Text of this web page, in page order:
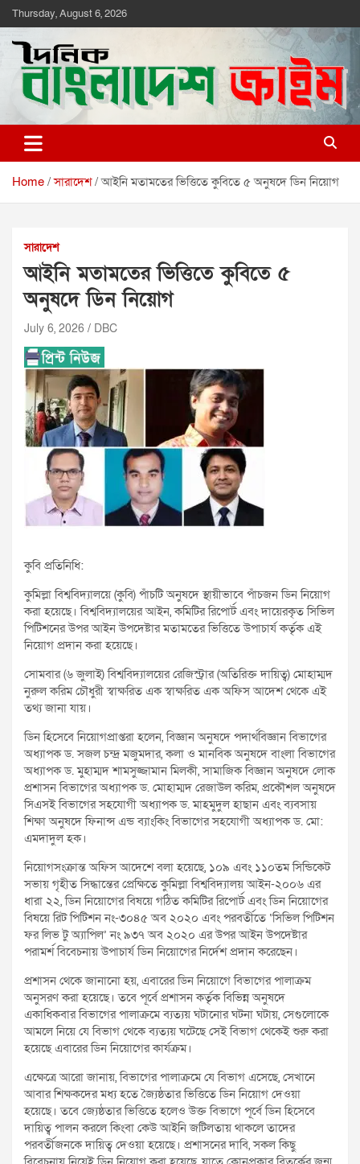
Skip
to
content
Thursday, August 6, 2026
দৈনিক বাংলাদেশ ক্রাইম
দৈনিক বাংলাদেশ ক্রাইম
Home সারাদেশ আইনি মতামতের ভিত্তিতে কুবিতে ৫ অনুষদে ডিন নিয়োগ
সারাদেশ
আইনি মতামতের ভিত্তিতে কুবিতে ৫
অনুষদে ডিন নিয়োগ
July 6, 2026 DBC
কুবি প্রতিনিধি:
কুমিল্লা বিশ্ববিদ্যালয়ে (কুবি) পাঁচটি অনুষদে স্থায়ীভাবে পাঁচজন ডিন নিয়োগ
করা হয়েছে। বিশ্ববিদ্যালয়ের আইন, কমিটির রিপোর্ট এবং দায়েরকৃত সিভিল
পিটিশনের উপর আইন উপদেষ্টার মতামতের ভিত্তিতে উপাচার্য কর্তৃক এই
নিয়োগ প্রদান করা হয়েছে।
সোমবার (৬ জুলাই) বিশ্ববিদ্যালয়ের রেজিস্ট্রার (অতিরিক্ত দায়িত্ব) মোহাম্মদ
নুরুল করিম চৌধুরী স্বাক্ষরিত এক স্বাক্ষরিত এক অফিস আদেশ থেকে এই
তথ্য জানা যায়।
ডিন হিসেবে নিয়োগপ্রাপ্তরা হলেন, বিজ্ঞান অনুষদে পদার্থবিজ্ঞান বিভাগের
অধ্যাপক ড. সজল চন্দ্র মজুমদার, কলা ও মানবিক অনুষদে বাংলা বিভাগের
অধ্যাপক ড. মুহাম্মদ শামসুজ্জামান মিলকী, সামাজিক বিজ্ঞান অনুষদে লোক
প্রশাসন বিভাগের অধ্যাপক ড. মোহাম্মদ রেজাউল করিম, প্রকৌশল অনুষদে
সিএসই বিভাগের সহযোগী অধ্যাপক ড. মাহমুদুল হাছান এবং ব্যবসায়
শিক্ষা অনুষদে ফিনান্স এন্ড ব্যাংকিং বিভাগের সহযোগী অধ্যাপক ড. মো:
এমদাদুল হক।
নিয়োগসংক্রান্ত অফিস আদেশে বলা হয়েছে, ১০৯ এবং ১১০তম সিন্ডিকেট
সভায় গৃহীত সিদ্ধান্তের প্রেক্ষিতে কুমিল্লা বিশ্ববিদ্যালয় আইন-২০০৬ এর
ধারা ২২, ডিন নিয়োগের বিষয়ে গঠিত কমিটির রিপোর্ট এবং ডিন নিয়োগের
বিষয়ে রিট পিটিশন নং-৩০৪৫ অব ২০২০ এবং পরবর্তীতে ‘সিভিল পিটিশন
ফর লিভ টু অ্যাপিল’ নং ৯৩৭ অব ২০২০ এর উপর আইন উপদেষ্টার
পরামর্শ বিবেচনায় উপাচার্য ডিন নিয়োগের নির্দেশ প্রদান করেছেন।
প্রশাসন থেকে জানানো হয়, এবারের ডিন নিয়োগে বিভাগের পালাক্রম
অনুসরণ করা হয়েছে। তবে পূর্বে প্রশাসন কর্তৃক বিভিন্ন অনুষদে
একাধিকবার বিভাগের পালাক্রমে ব্যত্যয় ঘটানোর ঘটনা ঘটায়, সেগুলোকে
আমলে নিয়ে যে বিভাগ থেকে ব্যত্যয় ঘটেছে সেই বিভাগ থেকেই শুরু করা
হয়েছে এবারের ডিন নিয়োগের কার্যক্রম।
এক্ষেত্রে আরো জানায়, বিভাগের পালাক্রমে যে বিভাগ এসেছে, সেখানে
আবার শিক্ষকদের মধ্য হতে জৈ্যষ্ঠতার ভিত্তিতে ডিন নিয়োগ দেওয়া
হয়েছে। তবে জ্যেষ্ঠতার ভিত্তিতে হলেও উক্ত বিভাগে পূর্বে ডিন হিসেবে
দায়িত্ব পালন করলে কিংবা কেউ আইনি জটিলতায় থাকলে তাদের
পরবর্তীজনকে দায়িত্ব দেওয়া হয়েছে। প্রশাসনের দাবি, সকল কিছু